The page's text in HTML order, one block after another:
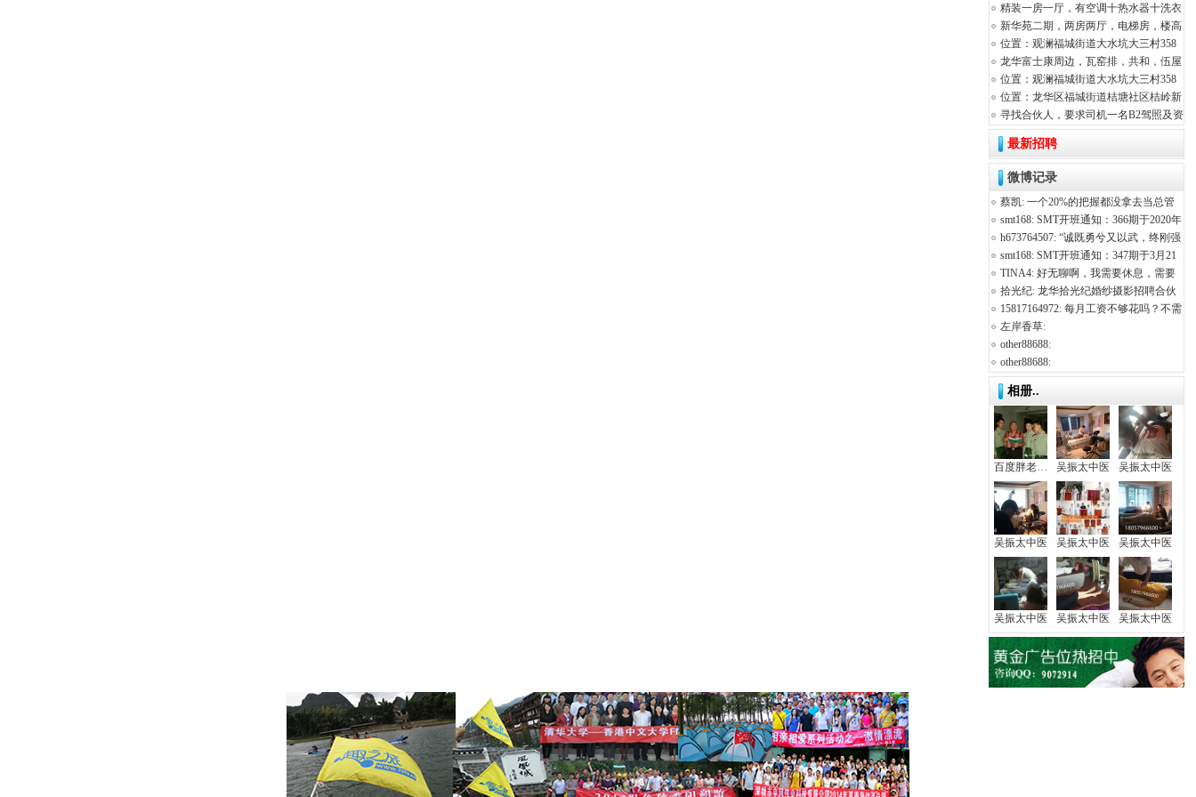
精装一房一厅，有空调十热水器十洗衣
机十冰
新华苑二期，两房两厅，电梯房，楼高
18层。
位置：观澜福城街道大水坑大三村358
CD栋
龙华富士康周边，瓦窑排，共和，伍屋
村等！
位置：观澜福城街道大水坑大三村358
CD栋
位置：龙华区福城街道桔塘社区桔岭新
村262
寻找合伙人，要求司机一名B2驾照及资
格证，
最新招聘
微博记录
蔡凯: 一个20%的把握都没拿去当总管
理，富士康就 ...
smt168: SMT开班通知：366期于2020年
02月01号开班， ...
h673764507: “诚既勇兮又以武，终刚强
兮不可凌。身既死 ...
smt168: SMT开班通知：347期于3月21
号开班，开始定 ...
TINA4: 好无聊啊，我需要休息，需要
放自己一个长假 ...
拾光纪: 龙华拾光纪婚纱摄影招聘合伙
人，工资现结 ...
15817164972: 每月工资不够花吗？不需
要你贷款，不需要你 ...
左岸香草:
0c2e8554fa474d23a6f54463131cf40d.jpg
年 ...
other88688:
fe622d027e8a26f70050fdf87d9f845a标识
求解
other88688:
fe622d027e8a26f70050fdf87d9f845a标识
求解
相册..
百度胖老师吧上海市公 安局轨道交通分局石 吴振太中医 吴振太中医
吴振太中医 吴振太中医 吴振太中医
吴振太中医 吴振太中医 吴振太中医